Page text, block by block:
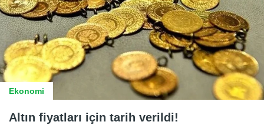
Ekonomi
Altın fiyatları için tarih verildi!